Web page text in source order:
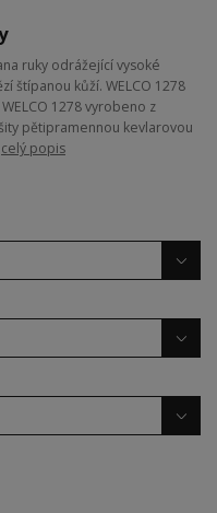
ruky odrážející vysoké
štípanou kůží. WELCO 1278
1278 vyrobeno z
pětipramennou kevlarovou
celý popis